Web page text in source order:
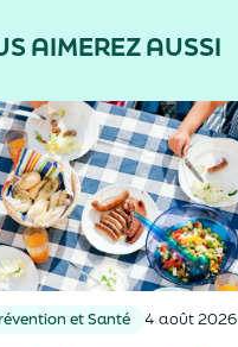
AIMEREZ AUSSI
et Santé 4 août 2026